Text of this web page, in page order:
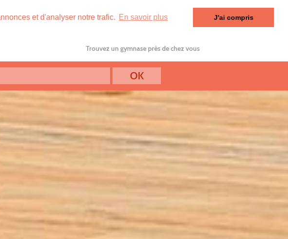
et d'analyser notre trafic. En savoir plus J'ai compris
Trouvez un gymnase près de chez vous